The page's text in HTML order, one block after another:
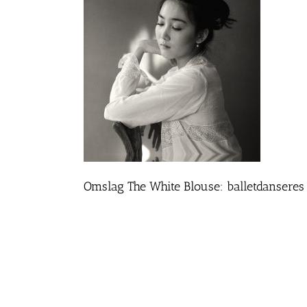
Omslag The White Blouse: